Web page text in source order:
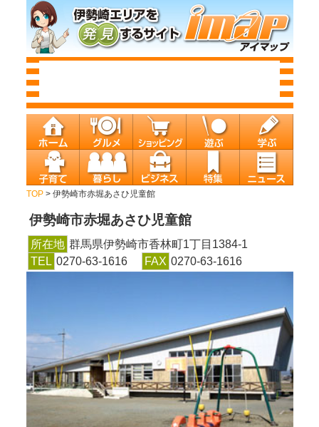
TOP> 伊勢崎市赤堀あさひ児童館
伊勢崎市赤堀あさひ児童館
所在地 群馬県伊勢崎市香林町1丁目1384-1
TEL 0270-63-1616 FAX 0270-63-1616